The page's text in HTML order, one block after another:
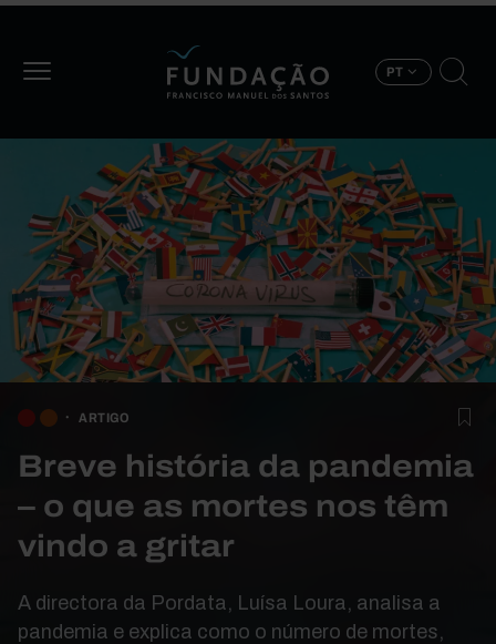
PT
ARTIGO
Breve história da pandemia
– o que as mortes nos têm
vindo a gritar
A directora da Pordata, Luísa Loura, analisa a
pandemia e explica como o número de mortes,